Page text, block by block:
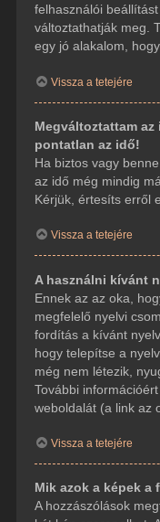
felhasználói
változtathatják meg.
egy jó alakalom,
Vissza a tetejére
Megváltoztattam
pontatlan az idő!
Ha biztos vagy
az idő még mindig
Kérjük, értesíts erről
Vissza a tetejére
A használni kívánt
Ennek az az oka,
megfelelő nyelvi
fordítás a kívánt
hogy telepítse a
még nem létezik,
További
weboldalát (a link az
Vissza a tetejére
Mik azok a képek a
A hozzászólások